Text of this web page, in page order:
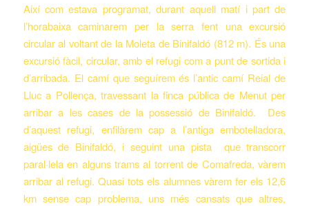
Així com estava programat, durant aquell matí i part de
l’horabaixa caminarem per la serra fent una excursió
circular al voltant de la Moleta de Binifaldó (812 m). És una
excursió fàcil, circular, amb el refugi com a punt de sortida i
d’arribada. El camí que seguírem és l’antic camí Reial de
Lluc a Pollença, travessant la finca pública de Menut per
arribar a les cases de la possessió de Binifaldó. Des
d’aquest refugi, enfilàrem cap a l’antiga embotelladora,
aigües de Binifaldó, i seguint una pista que transcorr
paral·lela en alguns trams al torrent de Comafreda, vàrem
arribar al refugi. Quasi tots els alumnes vàrem fer els 12,6
km sense cap problema, uns més cansats que altres,